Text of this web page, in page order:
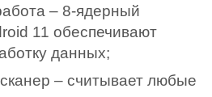
– 8-ядерный
11 обеспечивают
данных;
– считывает любые